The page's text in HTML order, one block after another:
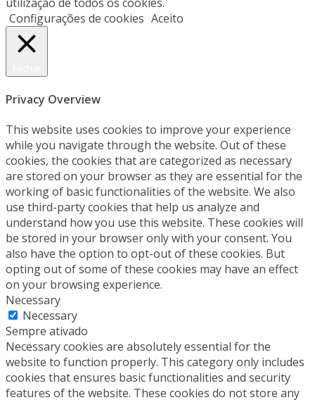
Configurações de cookies Aceito
Privacy Overview
This website uses cookies to improve your experience
while you navigate through the website. Out of these
cookies, the cookies that are categorized as necessary
are stored on your browser as they are essential for the
working of basic functionalities of the website. We also
use third-party cookies that help us analyze and
understand how you use this website. These cookies will
be stored in your browser only with your consent. You
also have the option to opt-out of these cookies. But
opting out of some of these cookies may have an effect
on your browsing experience.
Necessary
Necessary
Sempre ativado
Necessary cookies are absolutely essential for the
website to function properly. This category only includes
cookies that ensures basic functionalities and security
features of the website. These cookies do not store any